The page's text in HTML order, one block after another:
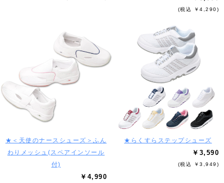
(税込 ￥4,290)
★＜天使のナースシューズ＞ふん
わりメッシュ(スペアインソール
付)
￥4,990
★らくすらステップシューズ
￥3,590
(税込 ￥3,949)